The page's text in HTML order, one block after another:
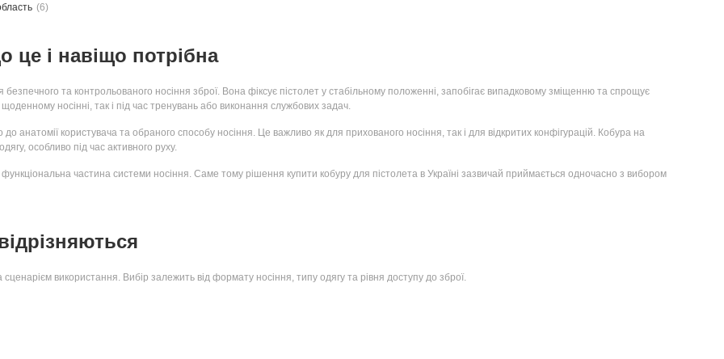
(6)
це і навіщо потрібна
та контрольованого носіння зброї. Вона фіксує пістолет у стабільному положенні, запобігає випадковому зміщенню та спрощує
носінні, так і під час тренувань або виконання службових задач.
анатомії користувача та обраного способу носіння. Це важливо як для прихованого носіння, так і для відкритих конфігурацій. Кобура на
особливо під час активного руху.
частина системи носіння. Саме тому рішення купити кобуру для пістолета в Україні зазвичай приймається одночасно з вибором
використання. Вибір залежить від формату носіння, типу одягу та рівня доступу до зброї.